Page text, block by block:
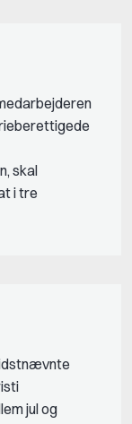
skal
i tre
jul og